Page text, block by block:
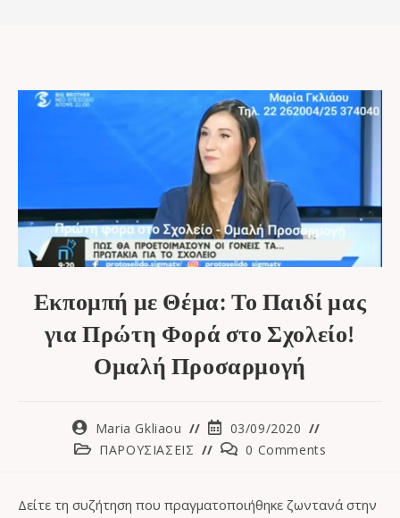
Εκπομπή με Θέμα: Το Παιδί μας
για Πρώτη Φορά στο Σχολείο!
Ομαλή Προσαρμογή
Maria Gkliaou
03/09/2020
ΠΑΡΟΥΣΙΑΣΕΙΣ
0 Comments
Δείτε τη συζήτηση που πραγματοποιήθηκε ζωντανά στην